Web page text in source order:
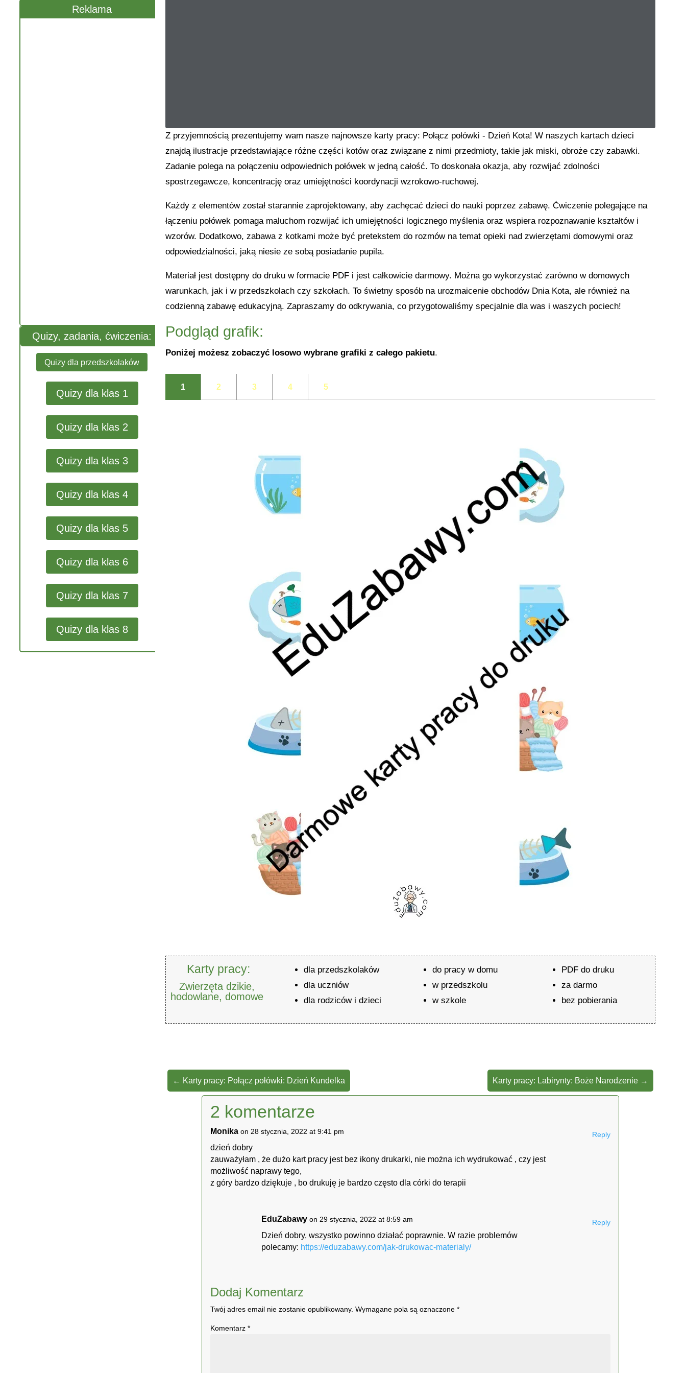
Reklama
Quizy, zadania, ćwiczenia:
Quizy dla przedszkolaków
Quizy dla klas 1
Quizy dla klas 2
Quizy dla klas 3
Quizy dla klas 4
Quizy dla klas 5
Quizy dla klas 6
Quizy dla klas 7
Quizy dla klas 8
Z przyjemnością prezentujemy wam nasze najnowsze karty pracy: Połącz połówki - Dzień Kota! W naszych kartach dzieci
znajdą ilustracje przedstawiające różne części kotów oraz związane z nimi przedmioty, takie jak miski, obroże czy zabawki.
Zadanie polega na połączeniu odpowiednich połówek w jedną całość. To doskonała okazja, aby rozwijać zdolności
spostrzegawcze, koncentrację oraz umiejętności koordynacji wzrokowo-ruchowej.
Każdy z elementów został starannie zaprojektowany, aby zachęcać dzieci do nauki poprzez zabawę. Ćwiczenie polegające na
łączeniu połówek pomaga maluchom rozwijać ich umiejętności logicznego myślenia oraz wspiera rozpoznawanie kształtów i
wzorów. Dodatkowo, zabawa z kotkami może być pretekstem do rozmów na temat opieki nad zwierzętami domowymi oraz
odpowiedzialności, jaką niesie ze sobą posiadanie pupila.
Materiał jest dostępny do druku w formacie PDF i jest całkowicie darmowy. Można go wykorzystać zarówno w domowych
warunkach, jak i w przedszkolach czy szkołach. To świetny sposób na urozmaicenie obchodów Dnia Kota, ale również na
codzienną zabawę edukacyjną. Zapraszamy do odkrywania, co przygotowaliśmy specjalnie dla was i waszych pociech!
Podgląd grafik:
Poniżej możesz zobaczyć losowo wybrane grafiki z całego pakietu.
1 2 3 4 5
Karty pracy:
Zwierzęta dzikie,
hodowlane, domowe
dla przedszkolaków
dla uczniów
dla rodziców i dzieci
do pracy w domu
w przedszkolu
w szkole
PDF do druku
za darmo
bez pobierania
← Karty pracy: Połącz połówki: Dzień Kundelka Karty pracy: Labirynty: Boże Narodzenie →
2 komentarze
Monika on 28 stycznia, 2022 at 9:41 pm
dzień dobry
zauważyłam , że dużo kart pracy jest bez ikony drukarki, nie można ich wydrukować , czy jest
możliwość naprawy tego,
z góry bardzo dziękuje , bo drukuję je bardzo często dla córki do terapii
Reply
EduZabawy on 29 stycznia, 2022 at 8:59 am
Dzień dobry, wszystko powinno działać poprawnie. W razie problemów
polecamy: https://eduzabawy.com/jak-drukowac-materialy/
Reply
Dodaj Komentarz
Twój adres email nie zostanie opublikowany. Wymagane pola są oznaczone *
Komentarz *